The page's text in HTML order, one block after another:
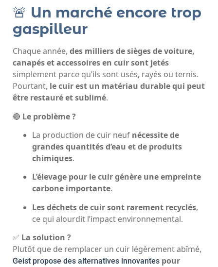
🚨 Un marché encore trop
gaspilleur
Chaque année, des milliers de sièges de voiture,
canapés et accessoires en cuir sont jetés
simplement parce qu’ils sont usés, rayés ou ternis.
Pourtant, le cuir est un matériau durable qui peut
être restauré et sublimé.
🔴 Le problème ?
La production de cuir neuf nécessite de
grandes quantités d’eau et de produits
chimiques.
L’élevage pour le cuir génère une empreinte
carbone importante.
Les déchets de cuir sont rarement recyclés,
ce qui alourdit l’impact environnemental.
✅ La solution ?
Plutôt que de remplacer un cuir légèrement abîmé,
Geist propose des alternatives innovantes pour